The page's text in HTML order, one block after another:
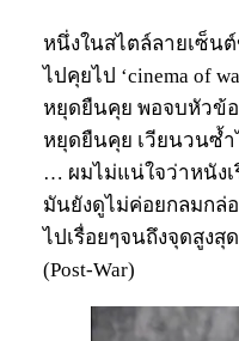
หนึ่งในสไตล์ลายเซ็นต์
ไปคุยไป ‘cinema of
หยุดยืนคุย พอจบหัวข้
หยุดยืนคุย เวียนวนซ้
… ผมไม่แน่ใจว่าหนังเ
มันยังดูไม่ค่อยกลมกล่
ไปเรื่อยๆจนถึงจุดสูงสุ
(Post-War)